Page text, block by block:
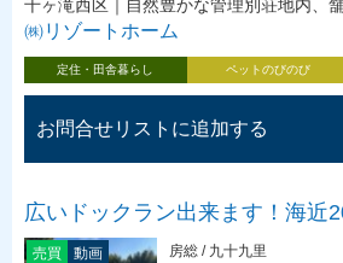
千ヶ滝西区｜自然豊かな管理別荘地内、
㈱リゾートホーム
定住・田舎暮らし ペットのびのび
お問合せリストに追加する
広いドックラン出来ます！海近
売買 動画
房総 / 九十九里